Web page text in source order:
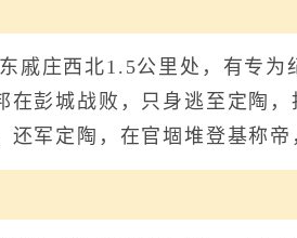
庄西北1.5公里处，有专为
在彭城战败，只身逃至定陶
军定陶，在官堌堆登基称帝